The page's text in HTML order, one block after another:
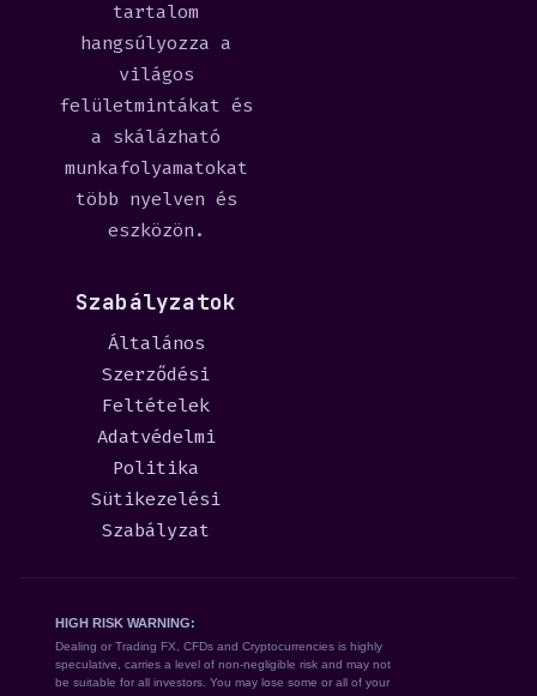
tartalom
hangsúlyozza a
világos
felületmintákat és
a skálázható
munkafolyamatokat
több nyelven és
eszközön.
Szabályzatok
Általános
Szerződési
Feltételek
Adatvédelmi
Politika
Sütikezelési
Szabályzat